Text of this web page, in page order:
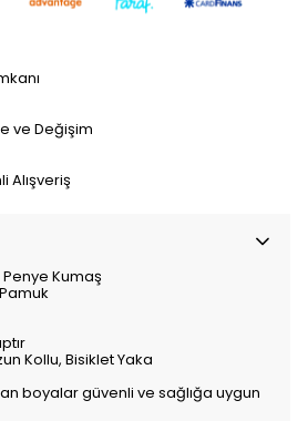
ve Değişim
Alışveriş
Kumaş
Kollu, Bisiklet Yaka
boyalar güvenli ve sağlığa uygun